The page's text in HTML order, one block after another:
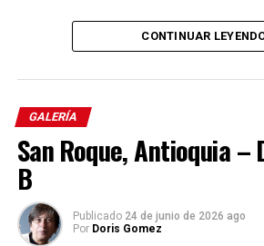
Comparte el artículo:
Me gusta esto:
Cargando...
CONTINUAR
GALERÍA
San Roque, Antioquia –
B
Publicado 24 de junio de 2026 ago
Por Doris Gomez